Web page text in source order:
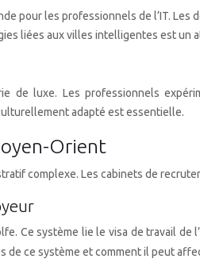
pour les professionnels de l’IT.
liées aux villes intelligentes est un
de luxe. Les professionnels
adapté est essentielle.
Orient
complexe. Les cabinets de
Ce système lie le visa de travail
de ce système et comment il peut